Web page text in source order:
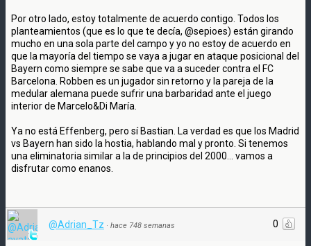
Por otro lado, estoy totalmente de acuerdo contigo. Todos los
planteamientos (que es lo que te decía, @sepioes) están girando
mucho en una sola parte del campo y yo no estoy de acuerdo en
que la mayoría del tiempo se vaya a jugar en ataque posicional del
Bayern como siempre se sabe que va a suceder contra el FC
Barcelona. Robben es un jugador sin retorno y la pareja de la
medular alemana puede sufrir una barbaridad ante el juego
interior de Marcelo&Di María.
Ya no está Effenberg, pero sí Bastian. La verdad es que los Madrid
vs Bayern han sido la hostia, hablando mal y pronto. Si tenemos
una eliminatoria similar a la de principios del 2000... vamos a
disfrutar como enanos.
0
@Adrian_Tz · hace 748 semanas